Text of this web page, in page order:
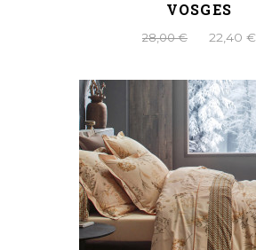
VOSGES
28,00 € 22,40 €